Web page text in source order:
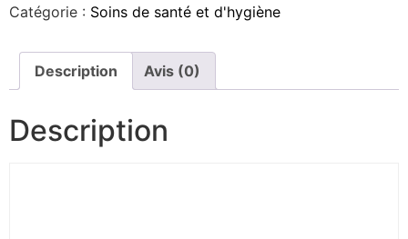
Catégorie : Soins de santé et d'hygiène
Description Avis (0)
Description